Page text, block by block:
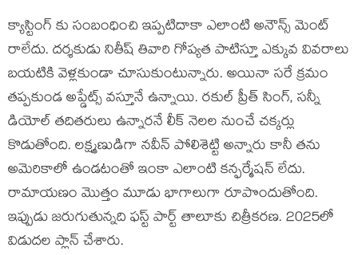
క్యాస్టింగ్ కు సంబంధించి ఇప్పటిదాకా ఎలాంటి అనౌన్స్ మెంట్
రాలేదు. దర్శకుడు నితీష్ తివారి గోప్యత పాటిస్తూ ఎక్కువ వివరాలు
బయటికి వెళ్లకుండా చూసుకుంటున్నారు. అయినా సరే క్రమం
తప్పకుండ అప్డేట్స్ వస్తూనే ఉన్నాయి. రకుల్ ప్రీత్ సింగ్, సన్నీ
డియోల్ తదితరులు ఉన్నారనే లీక్ నెలల నుంచే చక్కర్లు
కొడుతోంది. లక్ష్మణుడిగా నవీన్ పోలిశెట్టి అన్నారు కానీ తను
అమెరికాలో ఉండటంతో ఇంకా ఎలాంటి కన్ఫర్మేషన్ లేదు.
రామాయణం మొత్తం మూడు భాగాలుగా రూపొందుతోంది.
ఇప్పుడు జరుగుతున్నది ఫస్ట్ పార్ట్ తాలూకు చిత్రీకరణ. 2025లో
విడుదల ప్లాన్ చేశారు.